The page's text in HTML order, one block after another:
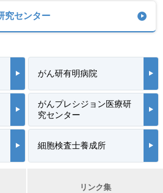
究センター
がん研有明病院
がんプレシジョン医療研
究センター
細胞検査士養成所
リンク集